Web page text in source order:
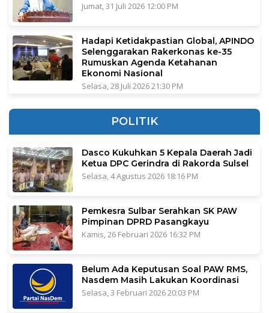
Jumat, 31 Juli 2026 12:00 PM
Hadapi Ketidakpastian Global, APINDO
Selenggarakan Rakerkonas ke-35
Rumuskan Agenda Ketahanan
Ekonomi Nasional
Selasa, 28 Juli 2026 21:30 PM
POLITIK
Dasco Kukuhkan 5 Kepala Daerah Jadi
Ketua DPC Gerindra di Rakorda Sulsel
Selasa, 4 Agustus 2026 18:16 PM
Pemkesra Sulbar Serahkan SK PAW
Pimpinan DPRD Pasangkayu
Kamis, 26 Februari 2026 16:32 PM
Belum Ada Keputusan Soal PAW RMS,
Nasdem Masih Lakukan Koordinasi
Selasa, 3 Februari 2026 20:03 PM